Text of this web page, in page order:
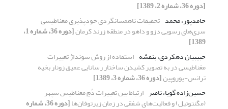
[دوره 36، شماره 2، 1389]
حامدپور، محمد تحقیقات ناهمسانگردی خودپذیری مغناطیسی
سری‌های رسوبی دزو و داهو در منطقه زرند کرمان [دوره 36، شماره 1،
1389]
حبیبیان دهکردی، بنفشه استفاده از روش سونداژ تغییرات
مغناطیسی در به تصویر کشیدن ساختار رسانایی عمیق زونار بخیه
ترانس-یوروپین[دوره 36، شماره 3، 1389]
حسین‌زاده گویا، ناصر ارتباط بین تغییرات دُمِ مغناطیس سپهر
(مگنتوتیل) و فعالیت‌های شفقی در زمان زیرتوفان‌ها [دوره 36، شماره